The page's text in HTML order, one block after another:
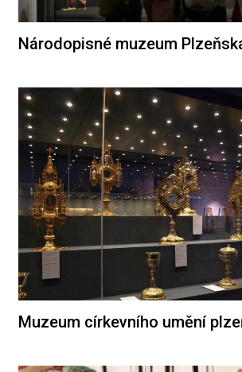
Národopisné muzeum
Muzeum církevního umění